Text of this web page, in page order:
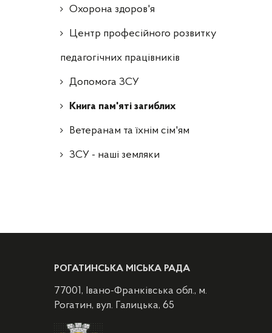
Охорона здоров'я
Центр професійного розвитку
педагогічних працівників
Допомога ЗСУ
Книга пам'яті загиблих
Ветеранам та їхнім сім'ям
ЗСУ - наші земляки
РОГАТИНСЬКА МІСЬКА РАДА
77001, Івано-Франківська обл., м.
Рогатин, вул. Галицька, 65